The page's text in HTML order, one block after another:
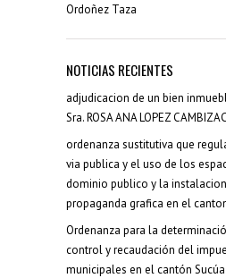
Ordoñez Taza
NOTICIAS RECIENTES
adjudicacion de un bien
Sra. ROSA ANA LOPEZ
ordenanza sustitutiva que
via publica y el uso de los
dominio publico y la
propaganda grafica en el
Ordenanza para la
control y recaudación del
municipales en el cantón Sucúa